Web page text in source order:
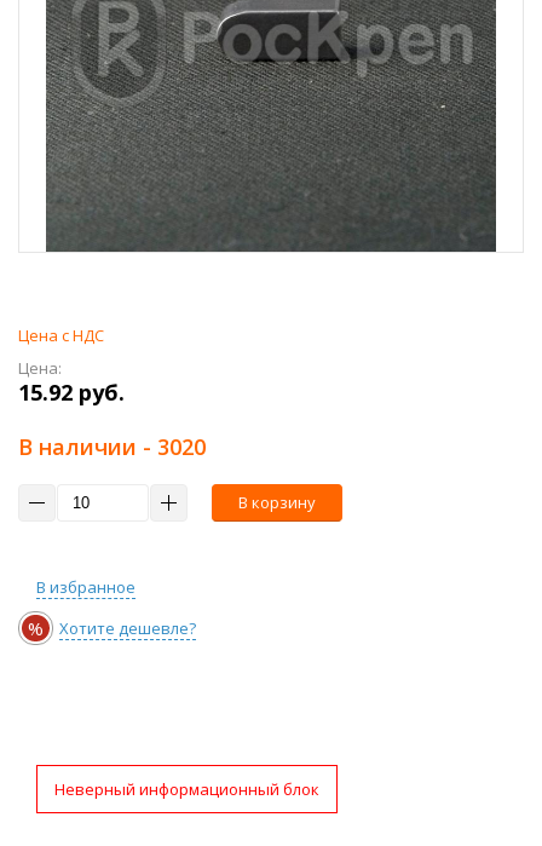
Цена с НДС
Цена:
15.92 руб.
В наличии - 3020
В корзину
В избранное
% Хотите дешевле?
Неверный информационный блок